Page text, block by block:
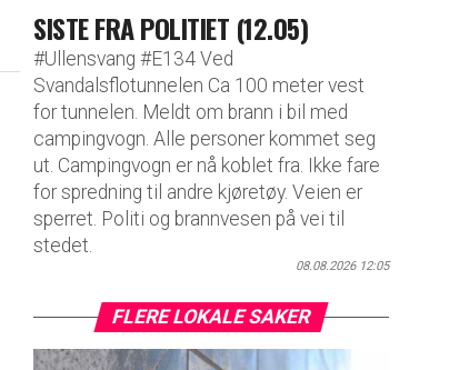
SISTE FRA POLITIET (12.05)
#Ullensvang #E134 Ved
Svandalsflotunnelen Ca 100 meter vest
for tunnelen. Meldt om brann i bil med
campingvogn. Alle personer kommet seg
ut. Campingvogn er nå koblet fra. Ikke fare
for spredning til andre kjøretøy. Veien er
sperret. Politi og brannvesen på vei til
stedet.
08.08.2026 12:05
FLERE LOKALE SAKER